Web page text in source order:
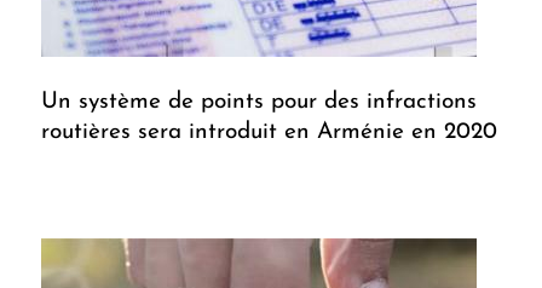
Un système de points pour des infractions
routières sera introduit en Arménie en 2020